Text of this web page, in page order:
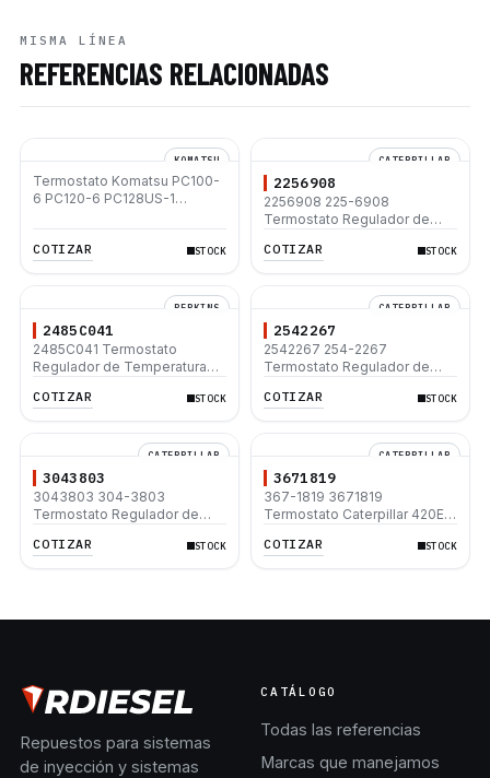
MISMA LÍNEA
REFERENCIAS RELACIONADAS
KOMATSU
Termostato Komatsu PC100-
6 PC120-6 PC128US-1
COTIZAR
STOCK
CATERPILLAR
2256908
2256908 225-6908
Termostato Regulador de
Caterpillar Motor 3054C
COTIZAR STOCK
PERKINS
2485C041
2485C041 Termostato
Regulador de Temperatura
1104C-44
COTIZAR STOCK
CATERPILLAR
2542267
2542267 254-2267
Termostato Regulador de
Caterpillar Motor 3054C
COTIZAR STOCK
CATERPILLAR
3043803
3043803 304-3803
Termostato Regulador de
Caterpillar Motor 3054C
COTIZAR STOCK
CATERPILLAR
3671819
367-1819 3671819
Termostato Caterpillar 420E
320D2 320D2 L 120M D6N
COTIZAR STOCK
Repuestos para sistemas
de inyección y sistemas
CATÁLOGO
Todas las referencias
Marcas que manejamos